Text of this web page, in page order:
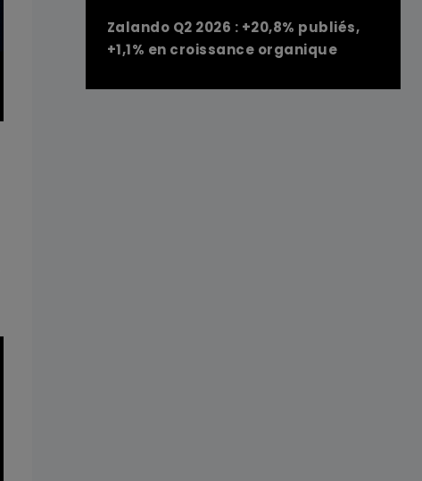
Zalando Q2 2026 : +20,8% publiés,
+1,1% en croissance organique